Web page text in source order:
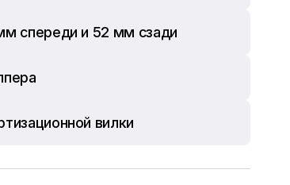
спереди и 52 мм сзади
вилки